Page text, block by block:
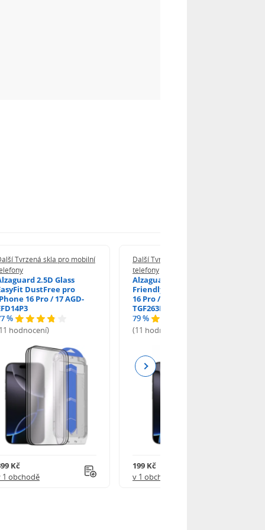
Tvrzená skla pro mobilní
2.5D Glass
DustFree pro
16 Pro / 17 AGD-
%
hodnocení)
Kč
1 obchodě
Další Tvrzená skla pro mobilní
telefony
Alzaguard 2.5D Case
Friendly Glass pro iPhone
16 Pro / 17 / 17 Pro AGD-
TGF263P2
79 %
(11 hodnocení)
199 Kč
v 1 obchodě
Next